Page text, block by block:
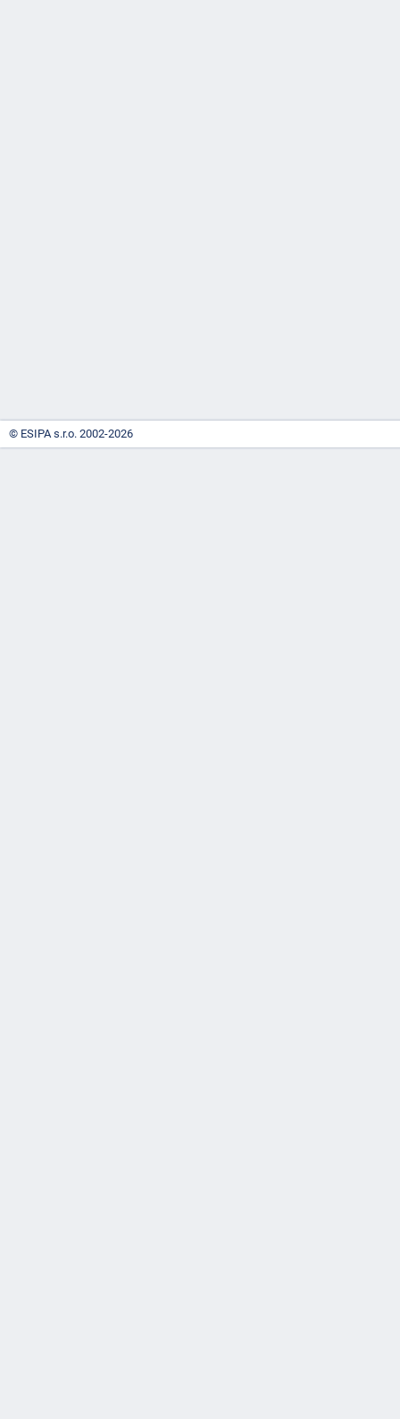
© ESIPA s.r.o. 2002-2026